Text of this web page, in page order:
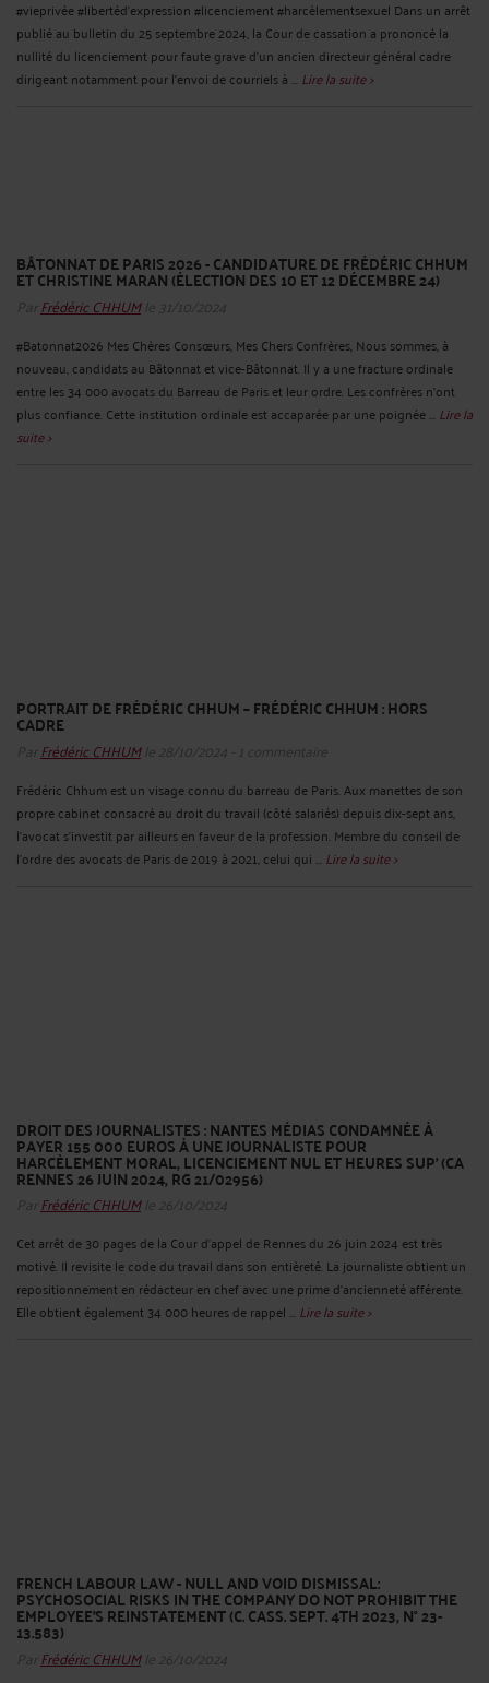
#vieprivée #libertéd'expression #licenciement #harcèlementsexuel Dans un arrêt
publié au bulletin du 25 septembre 2024, la Cour de cassation a prononcé la
nullité du licenciement pour faute grave d’un ancien directeur général cadre
dirigeant notamment pour l’envoi de courriels à ... Lire la suite >
BÂTONNAT DE PARIS 2026 - CANDIDATURE DE FRÉDÉRIC CHHUM
ET CHRISTINE MARAN (ÉLECTION DES 10 ET 12 DÉCEMBRE 24)
Par Frédéric CHHUMle 31/10/2024
#Batonnat2026 Mes Chères Consœurs, Mes Chers Confrères, Nous sommes, à
nouveau, candidats au Bâtonnat et vice-Bâtonnat. Il y a une fracture ordinale
entre les 34 000 avocats du Barreau de Paris et leur ordre. Les confrères n’ont
plus confiance. Cette institution ordinale est accaparée par une poignée ... Lire la
suite >
PORTRAIT DE FRÉDÉRIC CHHUM – FRÉDÉRIC CHHUM : HORS
CADRE
Par Frédéric CHHUMle 28/10/2024 - 1 commentaire
Frédéric Chhum est un visage connu du barreau de Paris. Aux manettes de son
propre cabinet consacré au droit du travail (côté salariés) depuis dix-sept ans,
l’avocat s’investit par ailleurs en faveur de la profession. Membre du conseil de
l’ordre des avocats de Paris de 2019 à 2021, celui qui ... Lire la suite >
DROIT DES JOURNALISTES : NANTES MÉDIAS CONDAMNÉE À
PAYER 155 000 EUROS À UNE JOURNALISTE POUR
HARCÈLEMENT MORAL, LICENCIEMENT NUL ET HEURES SUP’ (CA
RENNES 26 JUIN 2024, RG 21/02956)
Par Frédéric CHHUMle 26/10/2024
Cet arrêt de 30 pages de la Cour d’appel de Rennes du 26 juin 2024 est très
motivé. Il revisite le code du travail dans son entièreté. La journaliste obtient un
repositionnement en rédacteur en chef avec une prime d’ancienneté afférente.
Elle obtient également 34 000 heures de rappel ... Lire la suite >
FRENCH LABOUR LAW - NULL AND VOID DISMISSAL:
PSYCHOSOCIAL RISKS IN THE COMPANY DO NOT PROHIBIT THE
EMPLOYEE'S REINSTATEMENT (C. CASS. SEPT. 4TH 2023, N° 23-
13.583)
Par Frédéric CHHUMle 26/10/2024